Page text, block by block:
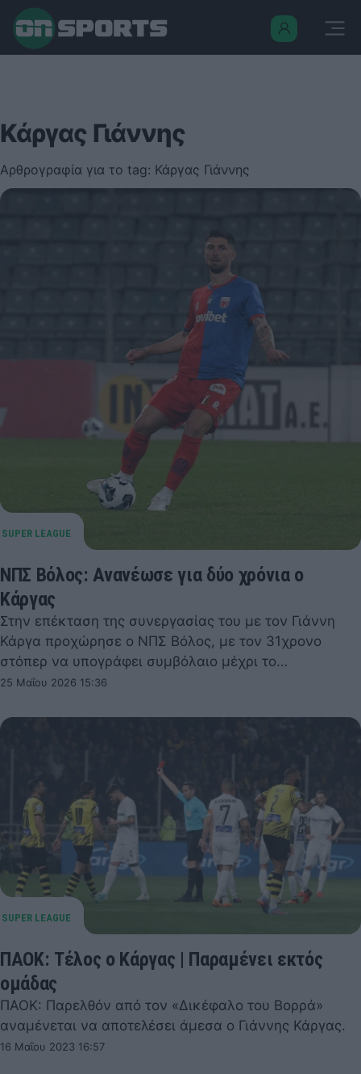
Κάργας Γιάννης
Αρθρογραφία για το tag: Κάργας Γιάννης
ΝΠΣ Βόλος: Ανανέωσε για δύο χρόνια ο
Κάργας
Στην επέκταση της συνεργασίας του με τον Γιάννη
Κάργα προχώρησε ο ΝΠΣ Βόλος, με τον 31χρονο
στόπερ να υπογράφει συμβόλαιο μέχρι το…
25 Μαΐου 2026 15:36
ΠΑΟΚ: Τέλος ο Κάργας | Παραμένει εκτός
ομάδας
ΠΑΟΚ: Παρελθόν από τον «Δικέφαλο του Βορρά»
αναμένεται να αποτελέσει άμεσα ο Γιάννης Κάργας.
16 Μαΐου 2023 16:57